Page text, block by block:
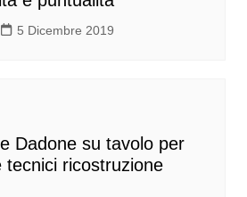
5 Dicembre 2019
Dadone su tavolo per
tecnici ricostruzione